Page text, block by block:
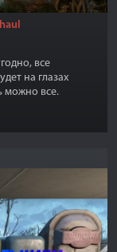
все
на глазах
можно все.